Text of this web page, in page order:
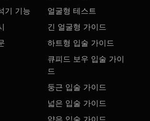
기 기능
얼굴형 테스트
긴 얼굴형 가이드
하트형 입술 가이드
큐피드 보우 입술 가이
드
둥근 입술 가이드
넓은 입술 가이드
얇은 입술 가이드